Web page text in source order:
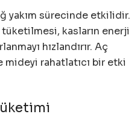
yakım sürecinde etkilidir.
kasların enerji
hızlandırır. Aç
rahatlatıcı bir etki